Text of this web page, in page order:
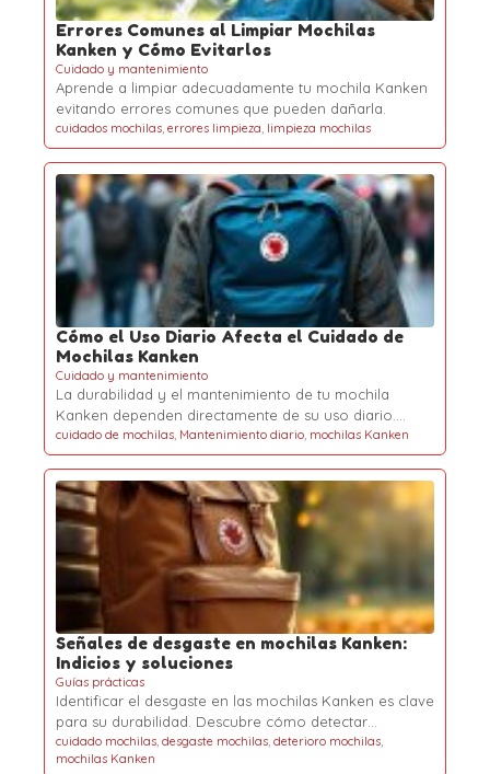
Errores Comunes al Limpiar Mochilas
Kanken y Cómo Evitarlos
Cuidado y mantenimiento
Aprende a limpiar adecuadamente tu mochila Kanken
evitando errores comunes que pueden dañarla.
cuidados mochilas, errores limpieza, limpieza mochilas
Cómo el Uso Diario Afecta el Cuidado de
Mochilas Kanken
Cuidado y mantenimiento
La durabilidad y el mantenimiento de tu mochila
Kanken dependen directamente de su uso diario.…
cuidado de mochilas, Mantenimiento diario, mochilas Kanken
Señales de desgaste en mochilas Kanken:
Indicios y soluciones
Guías prácticas
Identificar el desgaste en las mochilas Kanken es clave
para su durabilidad. Descubre cómo detectar…
cuidado mochilas, desgaste mochilas, deterioro mochilas,
mochilas Kanken